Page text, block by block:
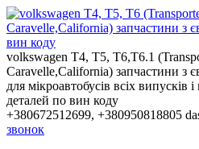
volkswagen T4, T5, T6,Т6.1
Caravelle,California) запчастини з
для мікроавтобусів всіх випусків
деталей по вин коду
+380672512699, +380950818805
звонок